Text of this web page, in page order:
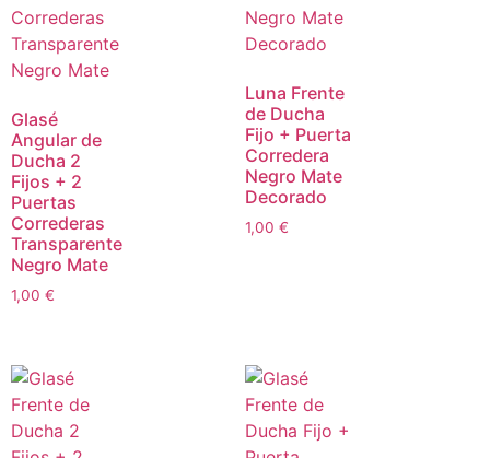
Glasé
Angular de
Ducha 2
Fijos + 2
Puertas
Correderas
Transparente
Negro Mate
1,00 €
Luna Frente
de Ducha
Fijo + Puerta
Corredera
Negro Mate
Decorado
1,00 €